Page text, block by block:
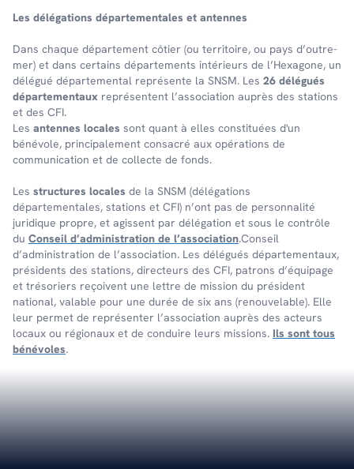
Les délé­ga­tions dépar­te­men­tales et antennes
Dans chaque dépar­te­ment côtier (ou terri­toire, ou pays d’outre-
mer) et dans certains dépar­te­ments inté­rieurs de l’Hexa­gone, un
délé­gué dépar­te­men­tal repré­sente la SNSM. Les 26 délégués
départementaux représentent l’association auprès des stations
et des CFI.
Les antennes locales sont quant à elles constituées d'un
bénévole, principalement consacré aux opérations de
communication et de collecte de fonds.
Les structures locales de la SNSM (délégations
départementales, stations et CFI) n’ont pas de personnalité
juridique propre, et agissent par délégation et sous le contrôle
du Conseil d’administration de l’association.Conseil
d’administration de l’association. Les délégués départementaux,
présidents des stations, directeurs des CFI, patrons d’équipage
et trésoriers reçoivent une lettre de mission du président
national, valable pour une durée de six ans (renouvelable). Elle
leur permet de représenter l’association auprès des acteurs
locaux ou régionaux et de conduire leurs missions. Ils sont tous
bénévoles.